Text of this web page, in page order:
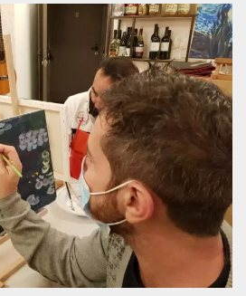
preferenze di
consenso sui
cookie dei
visitatori. È
necessario che il
banner dei
cookie di
Cookie-
Script.com
funzioni
correttamente.
Storage
type
Descrizione
Session
storage
Session
storage